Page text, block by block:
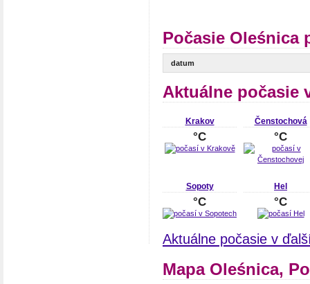
Počasie Oleśnica
datum
Aktuálne počasie
Krakov
°C
Čenstochová
°C
Sopoty
°C
Hel
°C
Aktuálne počasie v
Mapa Oleśnica,